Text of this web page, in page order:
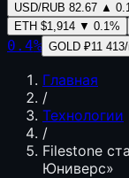
USD/RUB 82.67 ▲
ETH $1,914 ▼ 0.1%
0.4% GOLD ₽11 413/
Главная
/
Технологии
/
Filestone
Юниверс»